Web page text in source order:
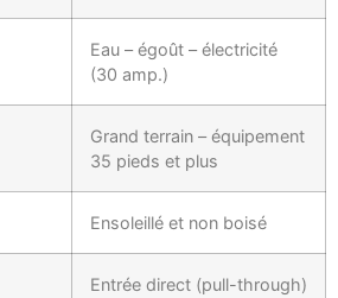
Eau – égoût – électricité
(30 amp.)
Grand terrain – équipement
35 pieds et plus
Ensoleillé et non boisé
Entrée direct (pull-through)